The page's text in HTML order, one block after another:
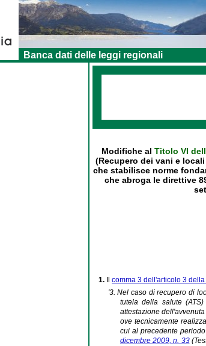
Banca dati delle leggi regionali
Modifiche al Titolo VI
(Recupero dei vani e
che stabilisce norme
che abroga le direttive
1. comma 3 dell'articolo 3
'3. Nel caso di recupero di
tutela della salute
attestazione
ove tecnicamente
cui al precedente
dicembre 2009, n. 33